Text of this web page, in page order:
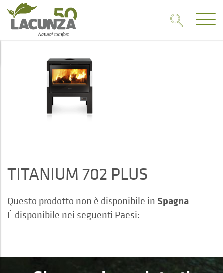
TITANIUM 702 PLUS
Questo prodotto non è disponibile in Spagna
É disponibile nei seguenti Paesi: